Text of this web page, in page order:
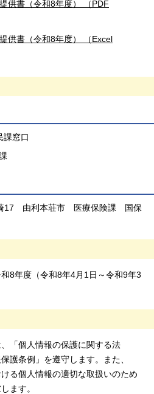
供書（令和8年度） （PDF
供書（令和8年度） （Excel
窓口
17 由利本荘市 医療保険課 国保
8年度（令和8年4月1日～令和9年3
「個人情報の保護に関する法
護条例」を遵守します。また、
る個人情報の適切な取扱いのため
ます。